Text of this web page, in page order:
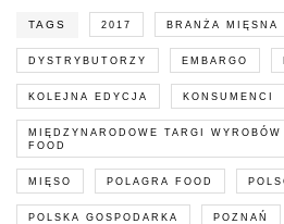
TAGS 2017 BRANŻA MIĘSNA
DYSTRYBUTORZY EMBARGO
KOLEJNA EDYCJA KONSUMENCI
MIĘDZYNARODOWE TARGI
FOOD
MIĘSO POLAGRA FOOD
POLSKA GOSPODARKA POZNAŃ